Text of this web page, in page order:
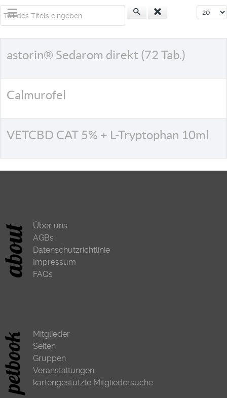
Teil des Titels eingeben
astorin® Sedarom direkt (72 Tab.)
Calmurofel
VETCBD CAT 5% + L-Tryptophan 10ml
Über uns
AGBs
Datenschutzrichtlinie
Impressum
FAQs
Mitglieder
Seiten
Gruppen
Veranstaltungen
kartengestützte Mitgliedersuche